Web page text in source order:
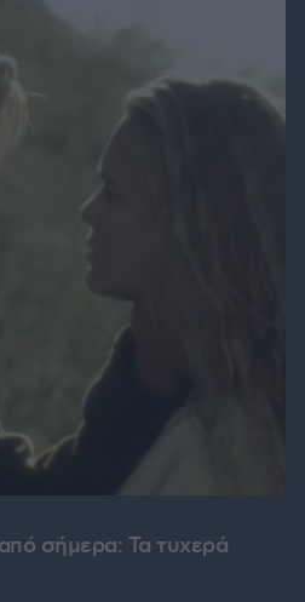
σήμερα: Τα τυχερά